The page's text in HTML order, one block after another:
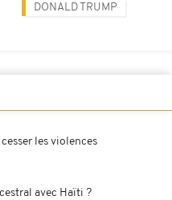
DONALD TRUMP
les violences
avec Haïti ?